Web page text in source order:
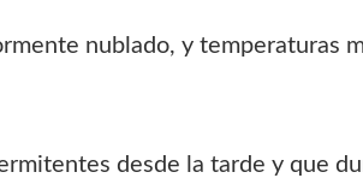
nublado, y temperaturas
desde la tarde y que